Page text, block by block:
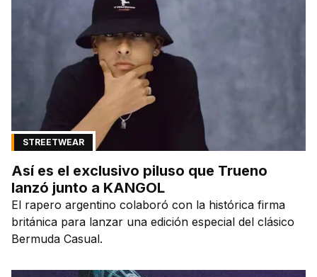
STREETWEAR
Así es el exclusivo piluso que Trueno
lanzó junto a KANGOL
El rapero argentino colaboró con la histórica firma
británica para lanzar una edición especial del clásico
Bermuda Casual.